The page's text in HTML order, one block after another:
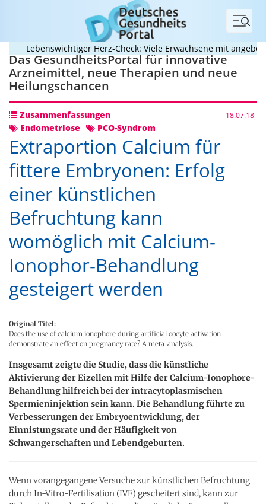
Menü
Lebenswichtiger Herz-Check: Viele Erwachsene mit
Das GesundheitsPortal für innovative
Arzneimittel, neue Therapien und neue
Heilungschancen
Zusammenfassungen 18.07.18
Endometriose PCO-Syndrom
Extraportion Calcium für
fittere Embryonen: Erfolg
einer künstlichen
Befruchtung kann
womöglich mit Calcium-
Ionophor-Behandlung
gesteigert werden
Original Titel:
Does the use of calcium ionophore during artificial oocyte activation
demonstrate an effect on pregnancy rate? A meta-analysis.
Insgesamt zeigte die Studie, dass die künstliche
Aktivierung der Eizellen mit Hilfe der Calcium-Ionophore-
Behandlung hilfreich bei der intracytoplasmischen
Spermieninjektion sein kann. Die Behandlung führte zu
Verbesserungen der Embryoentwicklung, der
Einnistungsrate und der Häufigkeit von
Schwangerschaften und Lebendgeburten.
Wenn vorangegangene Versuche zur künstlichen Befruchtung
durch In-Vitro-Fertilisation (IVF) gescheitert sind, kann zur